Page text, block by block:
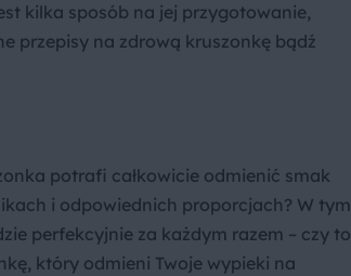
kilka sposób na jej przygotowanie,
przepisy na zdrową kruszonkę bądź
potrafi całkowicie odmienić smak
i odpowiednich proporcjach? W tym
perfekcyjnie za każdym razem – czy to
który odmieni Twoje wypieki na